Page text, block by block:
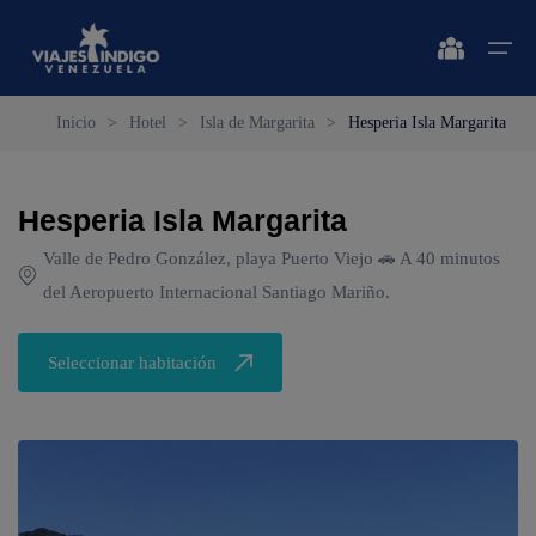
Destinos
Destinos
🔍 Sol y Playa
🔍 Sol y Playa
🌴 Margarita
🌴 Cubagua
🌴 Los Roques
🔍 Naturaleza y Ciudad
🌴 Caracas
🌴 Canaima
🌴 Delta del Orinoco
Vuelos
Apartamentos
Inicio > Hotel > Isla de Margarita > Hesperia Isla Margarita
Hesperia Isla Margarita
Valle de Pedro González, playa Puerto Viejo 🚗 A 40 minutos
del Aeropuerto Internacional Santiago Mariño.
Seleccionar habitación